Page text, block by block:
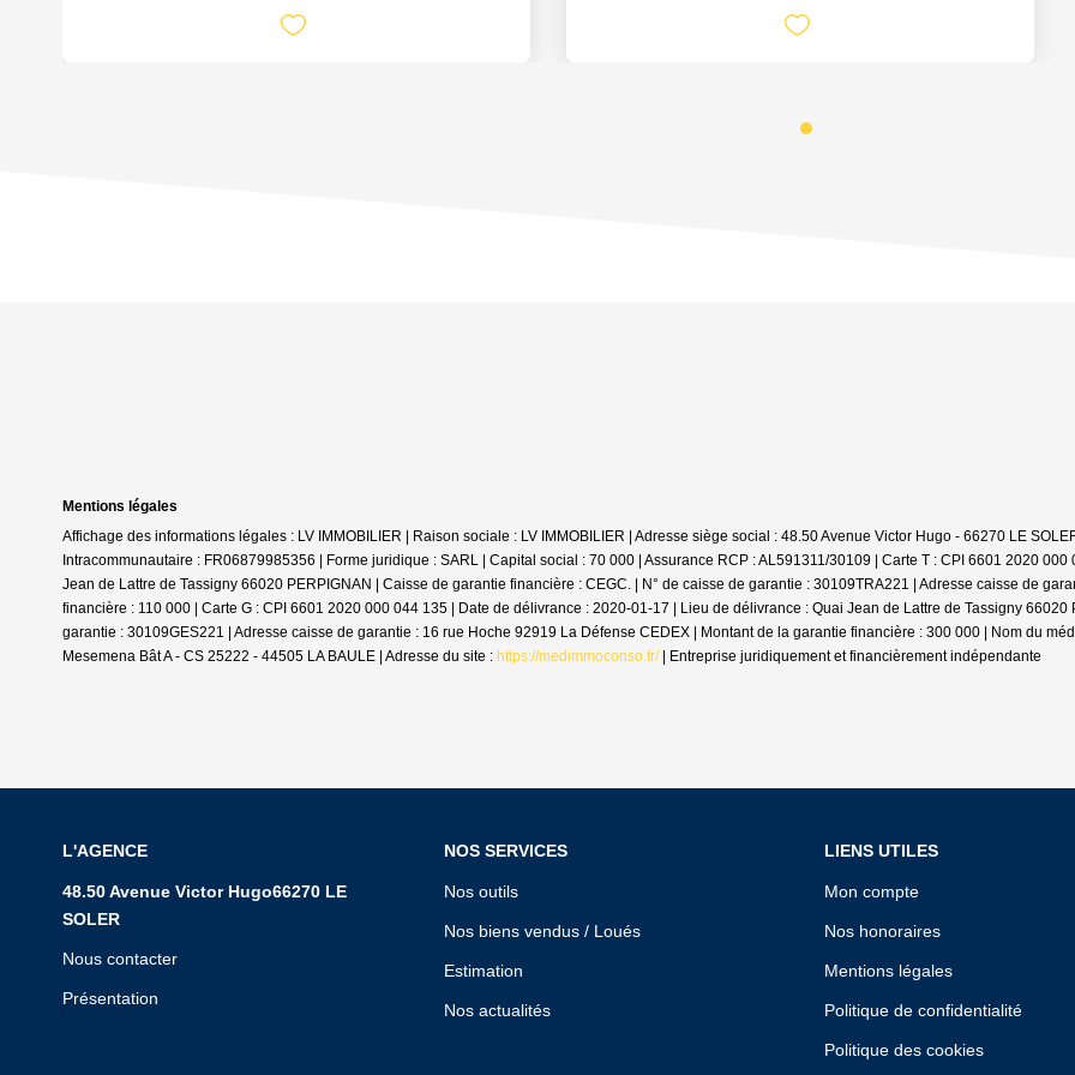
Mentions légales
Affichage des informations légales : LV IMMOBILIER | Raison sociale : LV IMMOBILIER | Adresse siège social : 48.50 Avenue Victor Hugo - 66270 LE
Intracommunautaire : FR06879985356 | Forme juridique : SARL | Capital social : 70 000 | Assurance RCP : AL591311/30109 | Carte T : CPI 6601 2020
Jean de Lattre de Tassigny 66020 PERPIGNAN | Caisse de garantie financière : CEGC. | N° de caisse de garantie : 30109TRA221 | Adresse caisse de
financière : 110 000 | Carte G : CPI 6601 2020 000 044 135 | Date de délivrance : 2020-01-17 | Lieu de délivrance : Quai Jean de Lattre de Tassigny
garantie : 30109GES221 | Adresse caisse de garantie : 16 rue Hoche 92919 La Défense CEDEX | Montant de la garantie financière : 300 000 | Nom du
Mesemena Bât A - CS 25222 - 44505 LA BAULE | Adresse du site : https://medimmoconso.fr/| Entreprise juridiquement et financièrement indépendante
L'AGENCE
48.50 Avenue Victor Hugo66270 LE
SOLER
Nous contacter
Présentation
NOS SERVICES
Nos outils
Nos biens vendus / Loués
Estimation
Nos actualités
LIENS UTILES
Mon compte
Nos honoraires
Mentions légales
Politique de confidentialité
Politique des cookies